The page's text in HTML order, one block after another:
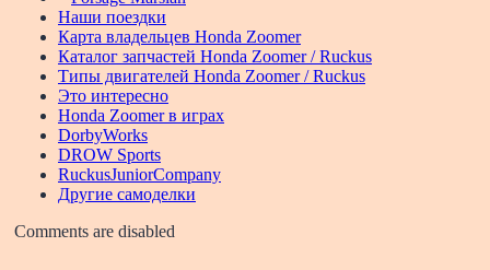
Наши поездки
Карта владельцев Honda Zoomer
Каталог запчастей Honda Zoomer / Ruckus
Типы двигателей Honda Zoomer / Ruckus
Это интересно
Honda Zoomer в играх
DorbyWorks
DROW Sports
RuckusJuniorCompany
Другие самоделки
Comments are disabled